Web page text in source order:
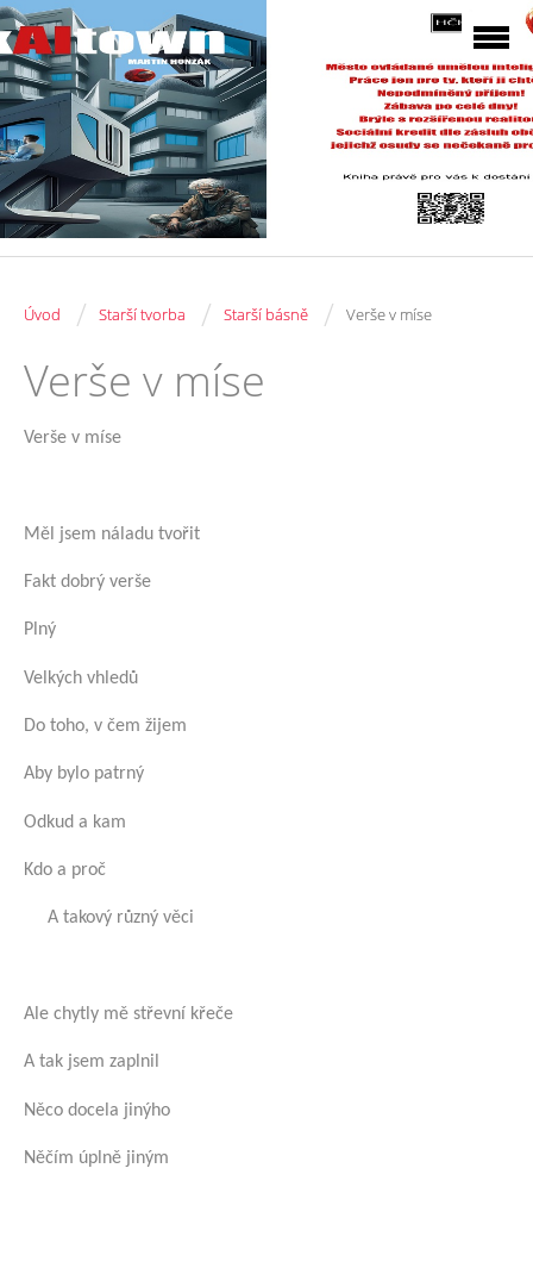
Úvod / Starší tvorba / Starší básně / Verše v míse
Verše v míse
Verše v míse
Měl jsem náladu tvořit
Fakt dobrý verše
Plný
Velkých vhledů
Do toho, v čem žijem
Aby bylo patrný
Odkud a kam
Kdo a proč
A takový různý věci
Ale chytly mě střevní křeče
A tak jsem zaplnil
Něco docela jinýho
Něčím úplně jiným